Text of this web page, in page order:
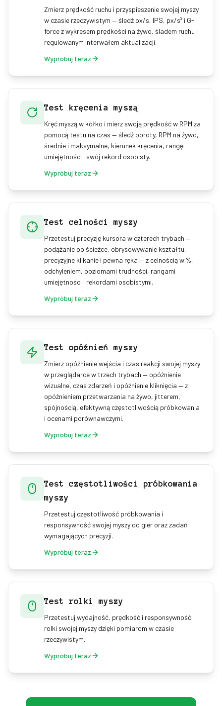
Zmierz prędkość ruchu i przyspieszenie swojej myszy
w czasie rzeczywistym — śledź px/s, IPS, px/s² i G-
force z wykresem prędkości na żywo, śladem ruchu i
regulowanym interwałem aktualizacji.
Wypróbuj teraz
Test kręcenia myszą
Kręć myszą w kółko i mierz swoją prędkość w RPM za
pomocą testu na czas — śledź obroty, RPM na żywo,
średnie i maksymalne, kierunek kręcenia, rangę
umiejętności i swój rekord osobisty.
Wypróbuj teraz
Test celności myszy
Przetestuj precyzję kursora w czterech trybach —
podążanie po ścieżce, obrysowywanie kształtu,
precyzyjne klikanie i pewna ręka — z celnością w %,
odchyleniem, poziomami trudności, rangami
umiejętności i rekordami osobistymi.
Wypróbuj teraz
Test opóźnień myszy
Zmierz opóźnienie wejścia i czas reakcji swojej myszy
w przeglądarce w trzech trybach — opóźnienie
wizualne, czas zdarzeń i opóźnienie kliknięcia — z
opóźnieniem przetwarzania na żywo, jitterem,
spójnością, efektywną częstotliwością próbkowania
i ocenami porównawczymi.
Wypróbuj teraz
Test częstotliwości próbkowania
myszy
Przetestuj częstotliwość próbkowania i
responsywność swojej myszy do gier oraz zadań
wymagających precyzji.
Wypróbuj teraz
Test rolki myszy
Przetestuj wydajność, prędkość i responsywność
rolki swojej myszy dzięki pomiarom w czasie
rzeczywistym.
Wypróbuj teraz